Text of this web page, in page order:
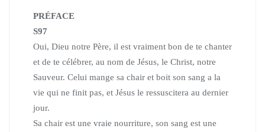
PRÉFACE
S97
Oui, Dieu notre Père, il est vraiment bon de te chanter
et de te célébrer, au nom de Jésus, le Christ, notre
Sauveur. Celui mange sa chair et boit son sang a la
vie qui ne finit pas, et Jésus le ressuscitera au dernier
jour.
Sa chair est une vraie nourriture, son sang est une